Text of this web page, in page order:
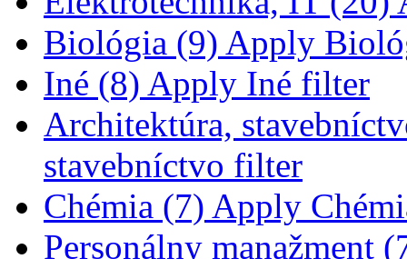
Biológia (9) Apply
Iné (8) Apply Iné filter
Architektúra,
stavebníctvo filter
Chémia (7) Apply
Personálny manažment